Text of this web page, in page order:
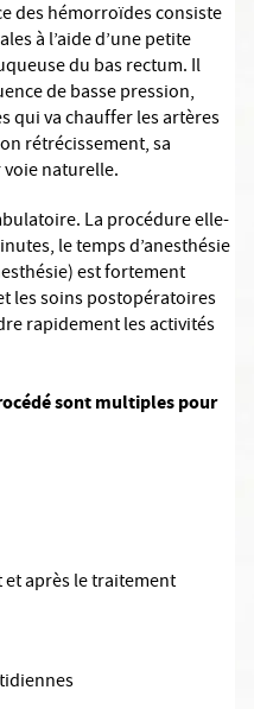
des hémorroïdes consiste
à l’aide d’une petite
du bas rectum. Il
de basse pression,
qui va chauffer les artères
rétrécissement, sa
naturelle.
La procédure elle-
le temps d’anesthésie
est fortement
les soins postopératoires
rapidement les activités
sont multiples pour
après le traitement